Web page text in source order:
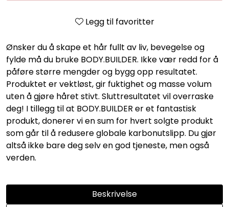
Legg til favoritter
Ønsker du å skape et hår fullt av liv, bevegelse og
fylde må du bruke BODY.BUILDER. Ikke vær redd for å
påføre større mengder og bygg opp resultatet.
Produktet er vektløst, gir fuktighet og masse volum
uten å gjøre håret stivt. Sluttresultatet vil overraske
deg! I tillegg til at BODY.BUILDER er et fantastisk
produkt, donerer vi en sum for hvert solgte produkt
som går til å redusere globale karbonutslipp. Du gjør
altså ikke bare deg selv en god tjeneste, men også
verden.
Beskrivelse